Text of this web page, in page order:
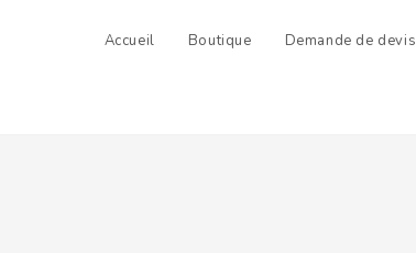
Accueil Boutique Demande de devis